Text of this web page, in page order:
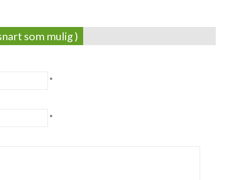
som mulig )
*
*